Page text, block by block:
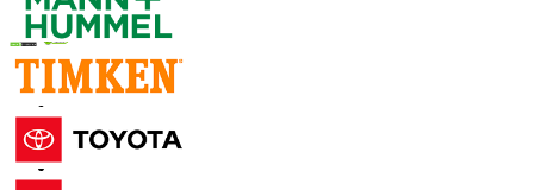
Confianza Online